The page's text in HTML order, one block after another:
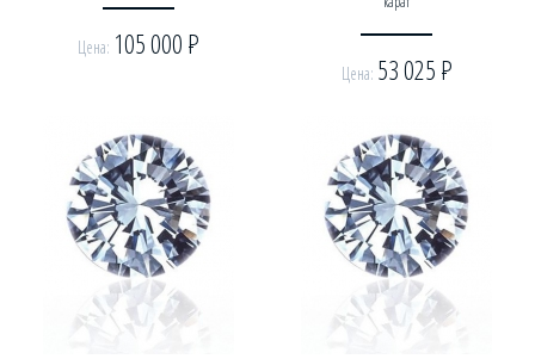
Цена: 105 000 Р
Цена: 53 025 Р